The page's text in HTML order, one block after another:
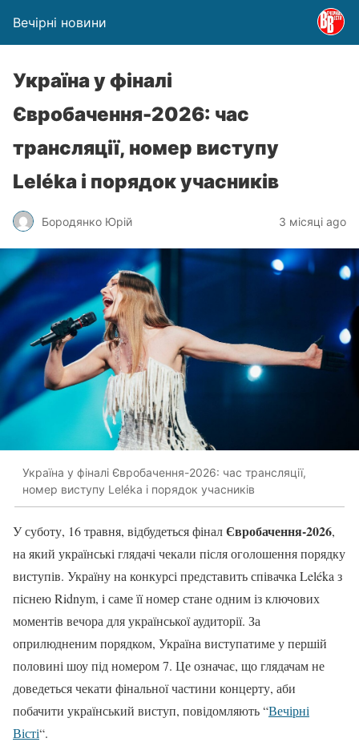
Вечірні новини
Україна у фіналі
Євробачення-2026: час
трансляції, номер виступу
Leléka і порядок учасників
Бородянко Юрій 3 місяці ago
Україна у фіналі Євробачення-2026: час трансляції,
номер виступу Leléka і порядок учасників
У суботу, 16 травня, відбудеться фіналЄвробачення-2026,
на який українські глядачі чекали після оголошення порядку
виступів. Україну на конкурсі представить співачка Leléka з
піснею Ridnym, і саме її номер стане одним із ключових
моментів вечора для української аудиторії. За
оприлюдненим порядком, Україна виступатиме у першій
половині шоу під номером 7. Це означає, що глядачам не
доведеться чекати фінальної частини концерту, аби
побачити український виступ, повідомляють “Вечірні
Вісті“.